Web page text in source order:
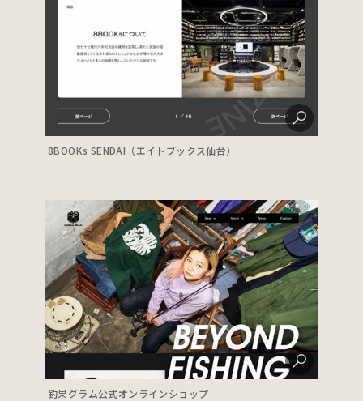
8BOOKs SENDAI（エイトブックス仙台）
釣果グラム公式オンラインショップ